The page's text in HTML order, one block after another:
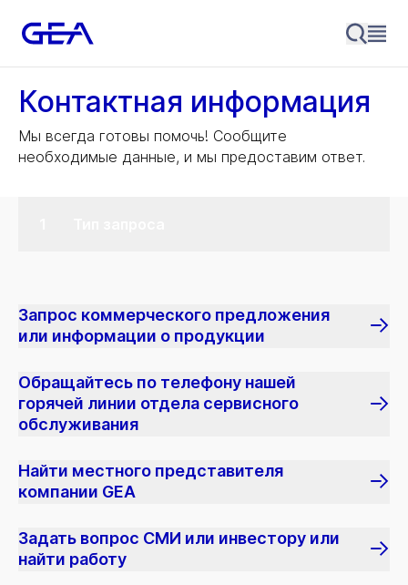
Контактная информация
Мы всегда готовы помочь! Сообщите
необходимые данные, и мы предоставим ответ.
Запрос коммерческого предложения
или информации о продукции
Обращайтесь по телефону нашей
горячей линии отдела сервисного
обслуживания
Найти местного представителя
компании GEA
Задать вопрос СМИ или инвестору или
найти работу